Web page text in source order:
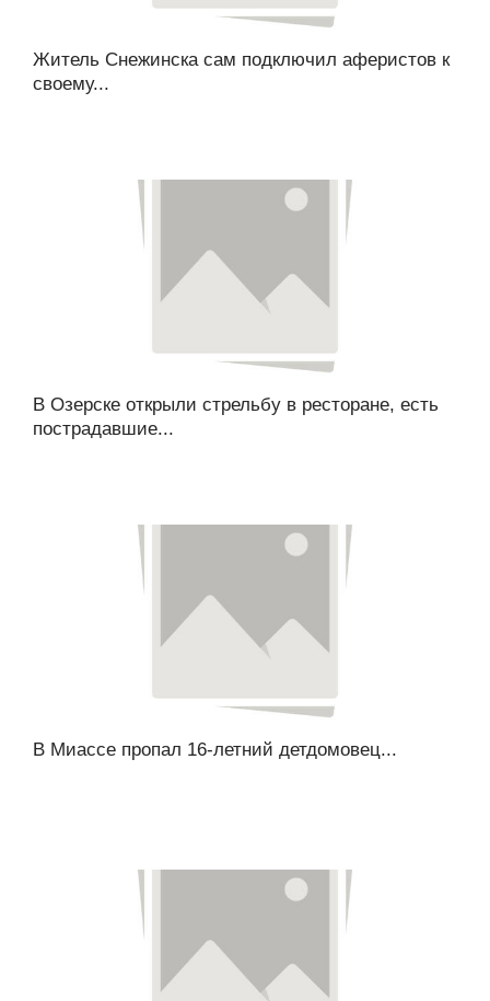
Житель Снежинска сам подключил аферистов к
своему...
В Озерске открыли стрельбу в ресторане, есть
пострадавшие...
В Миассе пропал 16-летний детдомовец...